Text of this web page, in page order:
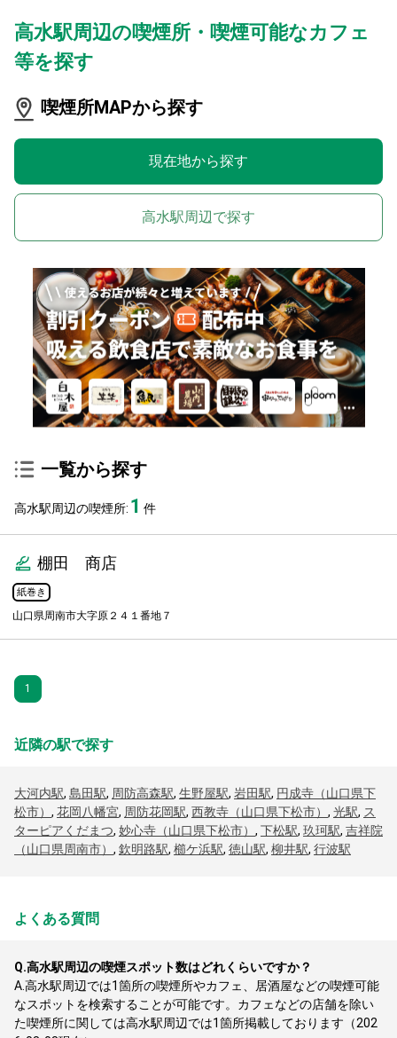
高水駅周辺の喫煙所・喫煙可能なカフェ
等を探す
喫煙所MAPから探す
現在地から探す
高水駅周辺で探す
一覧から探す
高水駅周辺の喫煙所: 1 件
棚田 商店
紙巻き
山口県周南市大字原２４１番地７
1
近隣の駅で探す
大河内駅, 島田駅, 周防高森駅, 生野屋駅, 岩田駅, 円成寺（山口県下
松市） , 花岡八幡宮, 周防花岡駅, 西教寺（山口県下松市） , 光駅, ス
ターピアくだまつ, 妙心寺（山口県下松市） , 下松駅, 玖珂駅, 吉祥院
（山口県周南市） , 欽明路駅, 櫛ケ浜駅, 徳山駅, 柳井駅, 行波駅
よくある質問
Q.高水駅周辺の喫煙スポット数はどれくらいですか？
A.高水駅周辺では1箇所の喫煙所やカフェ、居酒屋などの喫煙可能
なスポットを検索することが可能です。カフェなどの店舗を除い
た喫煙所に関しては高水駅周辺では1箇所掲載しております（202